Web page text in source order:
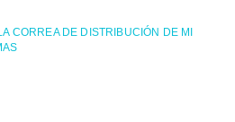
CORREA DE DISTRIBUCIÓN DE MI